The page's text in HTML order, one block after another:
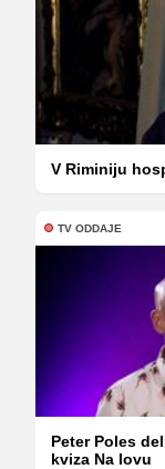
V Riminiju
TV ODDAJE
Peter Poles
kviza Na lovu